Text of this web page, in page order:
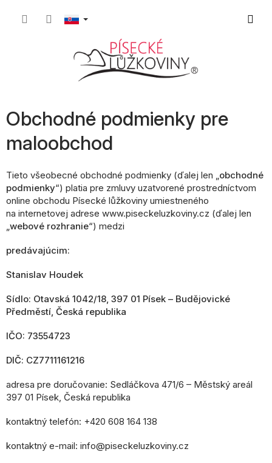
Obchodné podmienky pre
maloobchod
Tieto všeobecné obchodné podmienky (ďalej len „obchodné
podmienky“) platia pre zmluvy uzatvorené prostredníctvom
online obchodu Písecké lůžkoviny umiestneného
na internetovej adrese www.piseckeluzkoviny.cz (ďalej len
„webové rozhranie“) medzi
predávajúcim:
Stanislav Houdek
Sídlo: Otavská 1042/18, 397 01 Písek – Budějovické
Předměstí, Česká republika
IČO: 73554723
DIČ: CZ7711161216
adresa pre doručovanie: Sedláčkova 471/6 – Městský areál
397 01 Písek, Česká republika
kontaktný telefón: +420 608 164 138
kontaktný e-mail: info@piseckeluzkoviny.cz